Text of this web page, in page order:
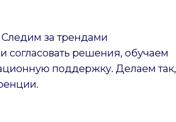
за трендами
согласовать решения, обучаем
поддержку. Делаем так,